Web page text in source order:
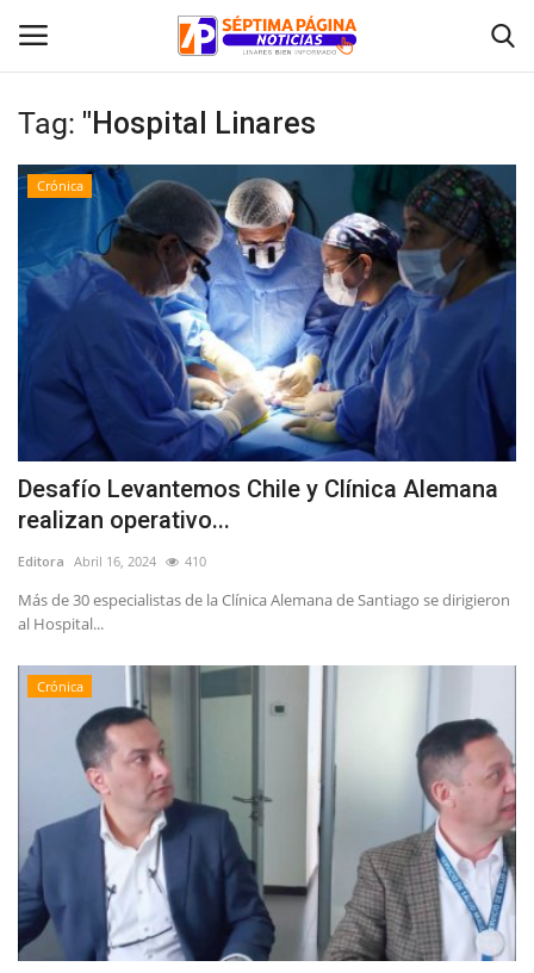
Inicio
Policial
Deporte
Política
Espectáculos
Tag: "Hospital Linares
Crónica
Desafío Levantemos Chile y Clínica Alemana
realizan operativo...
Editora Abril 16, 2024 410
Más de 30 especialistas de la Clínica Alemana de Santiago se dirigieron
al Hospital...
Crónica